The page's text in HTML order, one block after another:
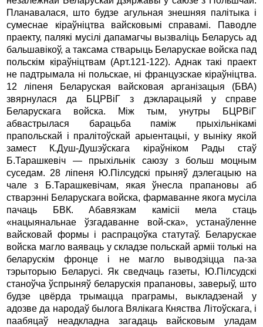
Планавалася, што будзе агульная знешняя палiтыка i
сумеснае кiраўнiцтва вайсковымi справамi. Паводле
праекту, палякi мусiлi дапамагчы вызвалiць Беларусь ад
бальшавiкоў, а таксама стварыць Беларускае войска пад
польскiм кiраўнiцтвам (Арт.121-122). Аднак такi праект
не падтрымала нi польскае, нi французскае кiраўнiцтва.
12 лiпеня Беларуская вайсковая арганiзацыя (БВА)
звярнулася да БЦРВiГ з дэкларацыяй у справе
Беларускага войска. Мiж тым, унутры БЦРВiГ
абвастрылася барацьба памiж прыхiльнiкамi
прапольскай i пралiтоўскай арыентацыi, у вынiку якой
замест К.Душ-Душэўскага кiраўнiком Рады стаў
Б.Тарашкевiч — прыхiльнiк саюзу з больш моцным
суседам. 28 лiпеня Ю.Пiлсудскi прыняў дэлегацыю на
чале з Б.Тарашкевiчам, якая ўнесла прапановы аб
стварэннi Беларускага войска, фармаванне якога мусiла
пачаць БВК. Абавязкам камiсii мела стаць
«нацыянальнае ўзгадаванне вой-ска», устанаўленне
вайсковай формы i распрацоўка статутаў. Беларускае
войска магло ваяваць у складзе польскай армii толькi на
беларускiм фронце i не магло выводзiцца па-за
тэрыторыю Беларусi. Як сведчаць газеты, Ю.Пiлсудскi
станоўча ўспрыняў беларускiя прапановы, заверыў, што
будзе цвёрда трымацца праграмы, выкладзенай у
адозве да народаў былога Вялiкага Княства Лiтоўскага, i
паабяцаў неадкладна загадаць вайсковым уладам